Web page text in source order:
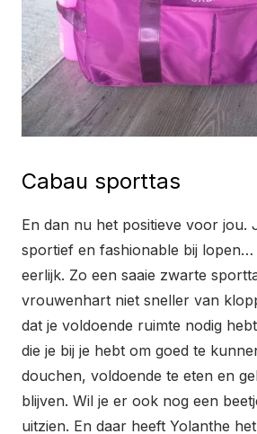
Cabau sporttas
En dan nu het positieve voor jou.
sportief en fashionable bij lopen…
eerlijk. Zo een saaie zwarte
vrouwenhart niet sneller van
dat je voldoende ruimte nodig
die je bij je hebt om goed te
douchen, voldoende te eten en
blijven. Wil je er ook nog een
uitzien. En daar heeft Yolanthe